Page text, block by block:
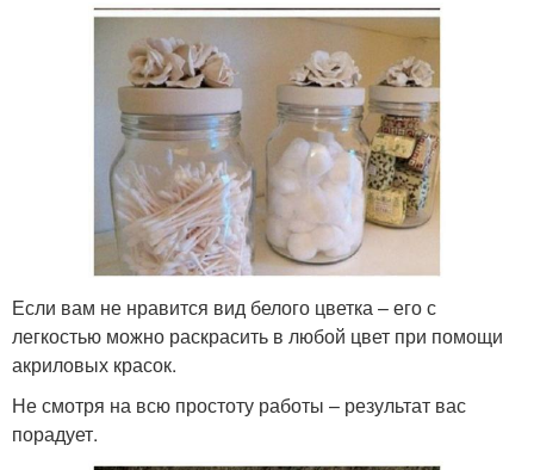
Если вам не нравится вид белого цветка – его с
легкостью можно раскрасить в любой цвет при помощи
акриловых красок.
Не смотря на всю простоту работы – результат вас
порадует.